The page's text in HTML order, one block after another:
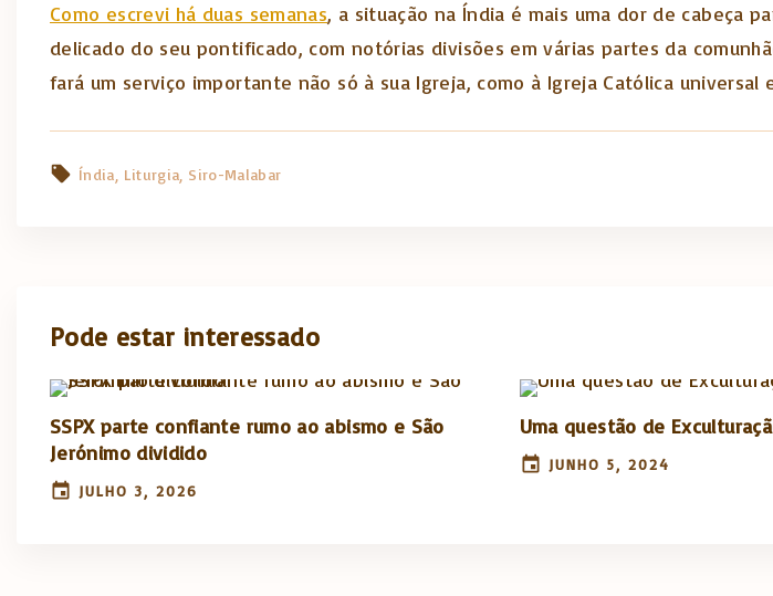
Como escrevi há duas semanas, a situação na Índia é mais uma dor de cabeça
delicado do seu pontificado, com notórias divisões em várias partes da
fará um serviço importante não só à sua Igreja, como à Igreja Católica universal
Índia Liturgia Siro-Malabar
Pode estar interessado
SSPX parte confiante rumo ao abismo e São
Jerónimo dividido
JULHO 3, 2026
Uma questão de
JUNHO 5, 2024